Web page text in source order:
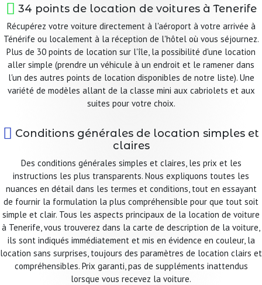
34 points de location de voitures à Tenerife
Récupérez votre voiture directement à l'aéroport à votre arrivée à
Ténérife ou localement à la réception de l'hôtel où vous séjournez.
Plus de 30 points de location sur l'île, la possibilité d'une location
aller simple (prendre un véhicule à un endroit et le ramener dans
l'un des autres points de location disponibles de notre liste). Une
variété de modèles allant de la classe mini aux cabriolets et aux
suites pour votre choix.
Conditions générales de location simples et
claires
Des conditions générales simples et claires, les prix et les
instructions les plus transparents. Nous expliquons toutes les
nuances en détail dans les termes et conditions, tout en essayant
de fournir la formulation la plus compréhensible pour que tout soit
simple et clair. Tous les aspects principaux de la location de voiture
à Tenerife, vous trouverez dans la carte de description de la voiture,
ils sont indiqués immédiatement et mis en évidence en couleur, la
location sans surprises, toujours des paramètres de location clairs et
compréhensibles. Prix garanti, pas de suppléments inattendus
lorsque vous recevez la voiture.